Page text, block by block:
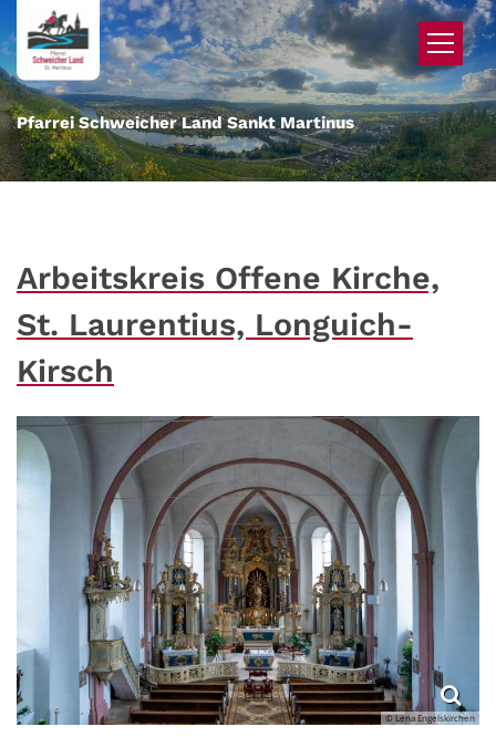
Zum Inhalt springen
Pfarrei Schweicher Land Sankt Martinus
Arbeitskreis Offene Kirche,
St. Laurentius, Longuich-
Kirsch
© Lena Engelskirchen